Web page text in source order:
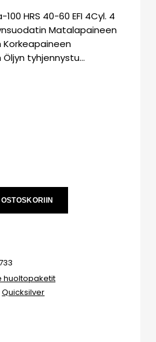
HRS 40-60 EFI 4Cyl. 4
Matalapaineen
tyhjennystu…
huoltopaketit
Quicksilver